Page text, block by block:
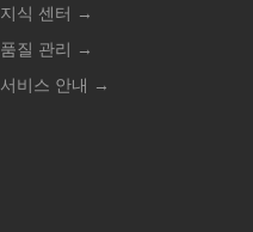
지식 센터 →
품질 관리 →
서비스 안내 →